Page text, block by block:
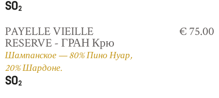
PAYELLE VIEILLE
RESERVE - ГРАН Крю
Шампанское — 80% Пино Нуар,
20% Шардоне.
€ 75.00